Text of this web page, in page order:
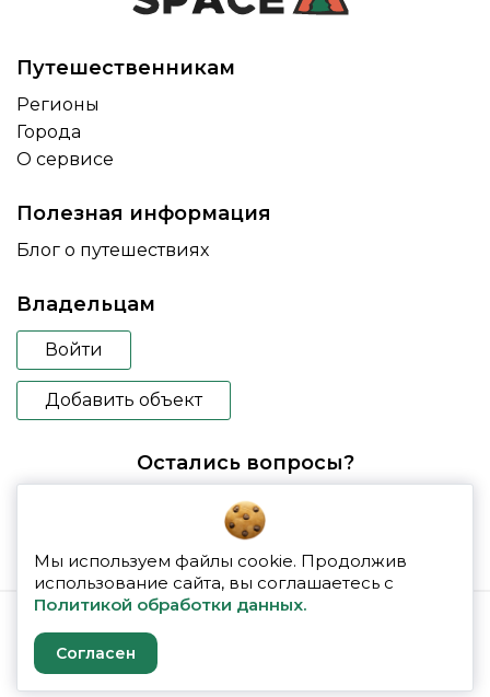
Путешественникам
Регионы
Города
О сервисе
Полезная информация
Блог о путешествиях
Владельцам
Войти
Добавить объект
Остались вопросы?
booking@glampspace.ru
Политика конфиденциальности
Мы используем файлы cookie. Продолжив
использование сайта, вы соглашаетесь с
Политикой обработки данных.
Согласен